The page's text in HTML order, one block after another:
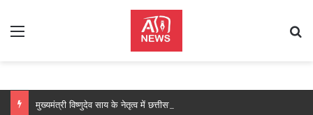
Menu